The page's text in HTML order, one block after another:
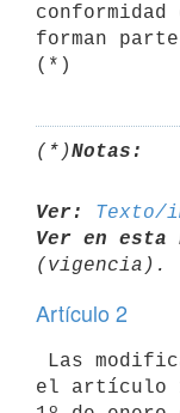
forman
(*)Notas:
Ver: Texto/
Ver en
Artículo 2
el artículo